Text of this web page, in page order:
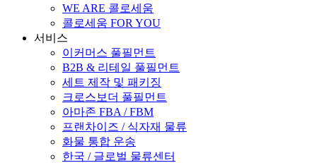
WE ARE 콜로세움
콜로세움 FOR YOU
서비스
이커머스 풀필먼트
B2B & 리테일 풀필먼트
세트 제작 및 패키징
크로스보더 풀필먼트
아마존 FBA / FBM
프랜차이즈 / 식자재 물류
화물 통합 운송
한국 / 글로벌 물류센터